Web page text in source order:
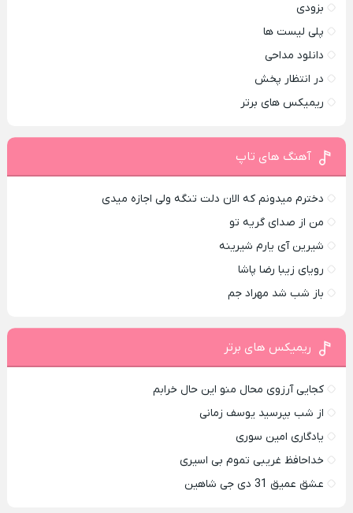
بزودی
پلی لیست ها
دانلود مداحی
در انتظار پخش
ریمیکس های برتر
آهنگ های تاپ
دخترم میدونم که الان دلت تنگه ولی اجازه میدی
من از صدای گريه تو
شیرین آی یارم شیرینه
رویای زیبا رضا پاشا
باز شب شد مهراد جم
ریمیکس های برتر
کجایی آرزوی محال منو این حال خرابم
از شب بپرسید یوسف زمانی
یادگاری امین سوری
خداحافظ غریبی تموم بی اسیری
عشق عمیق 31 دی جی شاهین